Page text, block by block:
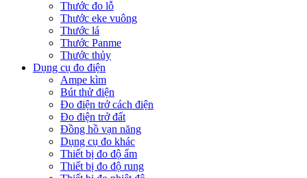
Thước đo lỗ
Thước eke vuông
Thước lá
Thước Panme
Thước thủy
Dụng cụ đo điện
Ampe kìm
Bút thử điện
Đo điện trở cách điện
Đo điện trở đất
Đồng hồ vạn năng
Dụng cụ đo khác
Thiết bị đo độ ẩm
Thiết bị đo độ rung